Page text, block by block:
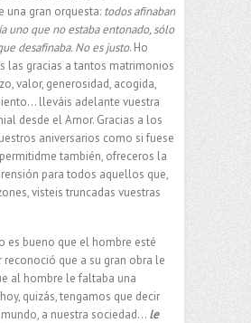
una gran orquesta: todos afinaban
uno que no estaba entonado, sólo
desafinaba. No es justo. Ho
las gracias a tantos matrimonios
valor, generosidad, acogida,
lleváis adelante vuestra
desde el Amor. Gracias a los
aniversarios como si fuese
también, ofreceros la
para todos aquellos que,
visteis truncadas vuestras
es bueno que el hombre esté
reconoció que a su gran obra le
al hombre le faltaba una
quizás, tengamos que decir
a nuestra sociedad… le